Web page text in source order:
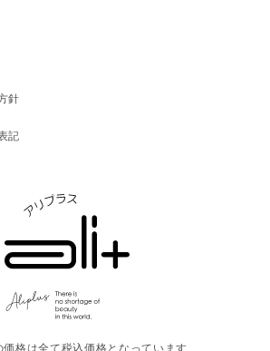
針
記
価格は全て税込価格となっています